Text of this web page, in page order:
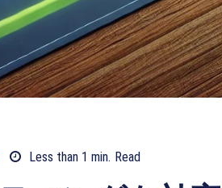
Less than 1 min. Read